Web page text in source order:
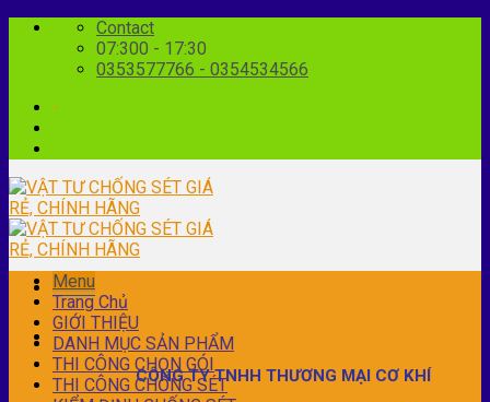
Skip
Contact
07:300 - 17:30
0353577766 - 0354534566
-
Menu
CÔNG TY TNHH THƯƠNG MẠI CƠ KHÍ
Menu
Trang Chủ
GIỚI THIỆU
DANH MỤC SẢN PHẨM
THI CÔNG CHỌN GÓI
THI CÔNG CHỐNG SÉT